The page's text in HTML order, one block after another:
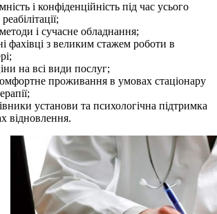
і конфіденційність під час усього
і сучасне обладнання;
фахівці з великим стажем роботи в
на всі види послуг;
проживання в умовах стаціонару
установи та психологічна підтримка
відновлення.